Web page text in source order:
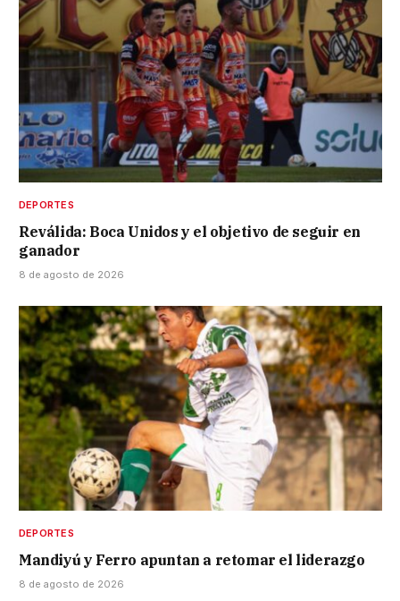
DEPORTES
Reválida: Boca Unidos y el objetivo de seguir en
ganador
8 de agosto de 2026
DEPORTES
Mandiyú y Ferro apuntan a retomar el liderazgo
8 de agosto de 2026